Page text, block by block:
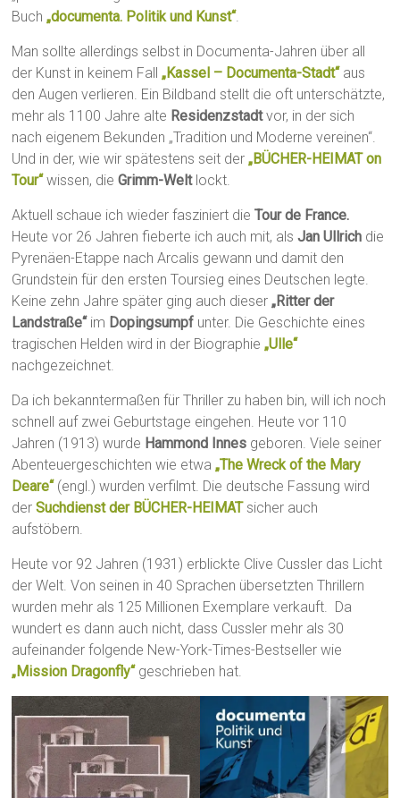
Buch„documenta. Politik und Kunst“.
Man sollte allerdings selbst in Documenta-Jahren über all
der Kunst in keinem Fall„Kassel – Documenta-Stadt“aus
den Augen verlieren. Ein Bildband stellt die oft unterschätzte,
mehr als 1100 Jahre alte Residenzstadtvor, in der sich
nach eigenem Bekunden „Tradition und Moderne vereinen“.
Und in der, wie wir spätestens seit der„BÜCHER-HEIMAT on
Tour“wissen, dieGrimm-Weltlockt.
Aktuell schaue ich wieder fasziniert dieTour de France.
Heute vor 26 Jahren fieberte ich auch mit, alsJan Ullrich die
Pyrenäen-Etappe nach Arcalis gewann und damit den
Grundstein für den ersten Toursieg eines Deutschen legte.
Keine zehn Jahre später ging auch dieser„Ritter der
Landstraße“im Dopingsumpf unter. Die Geschichte eines
tragischen Helden wird in der Biographie„Ulle“
nachgezeichnet.
Da ich bekanntermaßen für Thriller zu haben bin, will ich noch
schnell auf zwei Geburtstage eingehen. Heute vor 110
Jahren (1913) wurde Hammond Innes geboren. Viele seiner
Abenteuergeschichten wie etwa„The Wreck of the Mary
Deare“(engl.) wurden verfilmt. Die deutsche Fassung wird
derSuchdienst der BÜCHER-HEIMATsicher auch
aufstöbern.
Heute vor 92 Jahren (1931) erblickte Clive Cussler das Licht
der Welt. Von seinen in 40 Sprachen übersetzten Thrillern
wurden mehr als 125 Millionen Exemplare verkauft. Da
wundert es dann auch nicht, dass Cussler mehr als 30
aufeinander folgende New-York-Times-Bestseller wie
„Mission Dragonfly“geschrieben hat.